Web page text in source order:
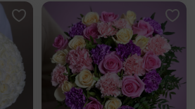
Добавить в избранное